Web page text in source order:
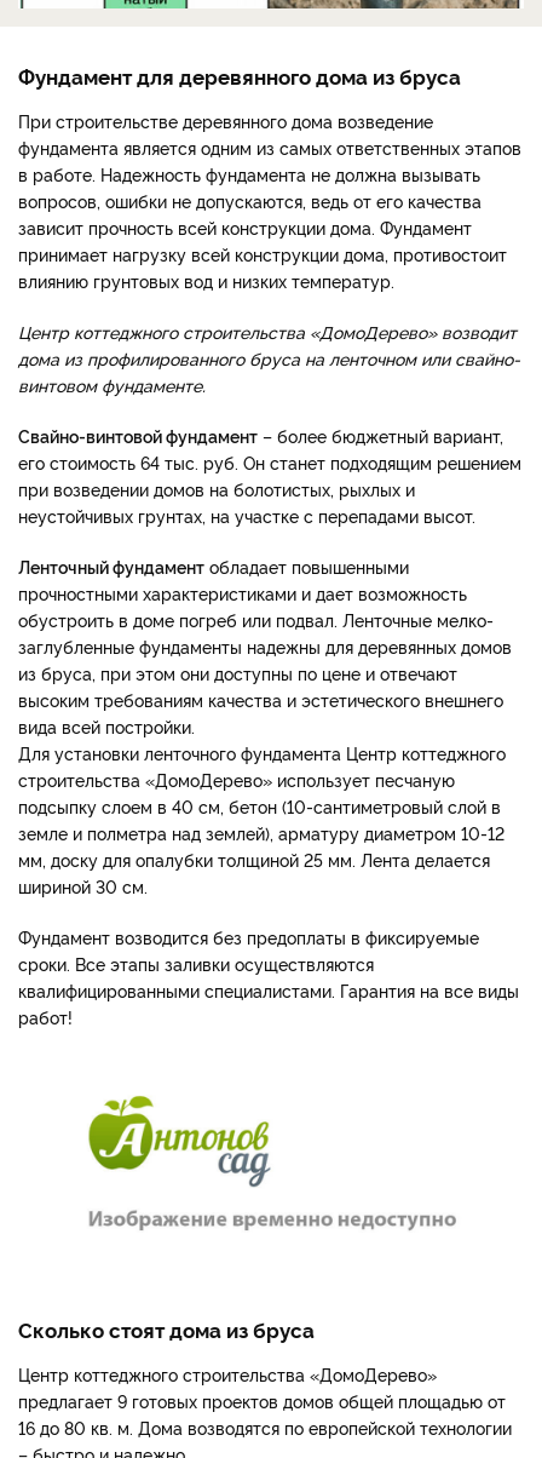
Фундамент для деревянного дома из бруса
При строительстве деревянного дома возведение
фундамента является одним из самых ответственных этапов
в работе. Надежность фундамента не должна вызывать
вопросов, ошибки не допускаются, ведь от его качества
зависит прочность всей конструкции дома. Фундамент
принимает нагрузку всей конструкции дома, противостоит
влиянию грунтовых вод и низких температур.
Центр коттеджного строительства «ДомоДерево» возводит
дома из профилированного бруса на ленточном или свайно-
винтовом фундаменте.
Свайно-винтовой фундамент – более бюджетный вариант,
его стоимость 64 тыс. руб. Он станет подходящим решением
при возведении домов на болотистых, рыхлых и
неустойчивых грунтах, на участке с перепадами высот.
Ленточный фундамент обладает повышенными
прочностными характеристиками и дает возможность
обустроить в доме погреб или подвал. Ленточные мелко-
заглубленные фундаменты надежны для деревянных домов
из бруса, при этом они доступны по цене и отвечают
высоким требованиям качества и эстетического внешнего
вида всей постройки.
Для установки ленточного фундамента Центр коттеджного
строительства «ДомоДерево» использует песчаную
подсыпку слоем в 40 см, бетон (10-сантиметровый слой в
земле и полметра над землей), арматуру диаметром 10-12
мм, доску для опалубки толщиной 25 мм. Лента делается
шириной 30 см.
Фундамент возводится без предоплаты в фиксируемые
сроки. Все этапы заливки осуществляются
квалифицированными специалистами. Гарантия на все виды
работ!
Сколько стоят дома из бруса
Центр коттеджного строительства «ДомоДерево»
предлагает 9 готовых проектов домов общей площадью от
16 до 80 кв. м. Дома возводятся по европейской технологии